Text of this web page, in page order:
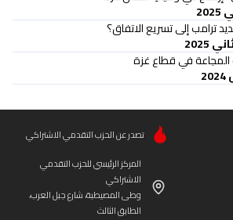
ترامب إلى تسريع الاتفاق؟
المجاعة في قطاع غزة
تصدر عن الحزب التقدمي الاشتراكي
المركز الرئيسي للحزب التقدمي
الاشتراكي
وطى المصيطبة، شارع جبل العرب،
الطابق الثالث